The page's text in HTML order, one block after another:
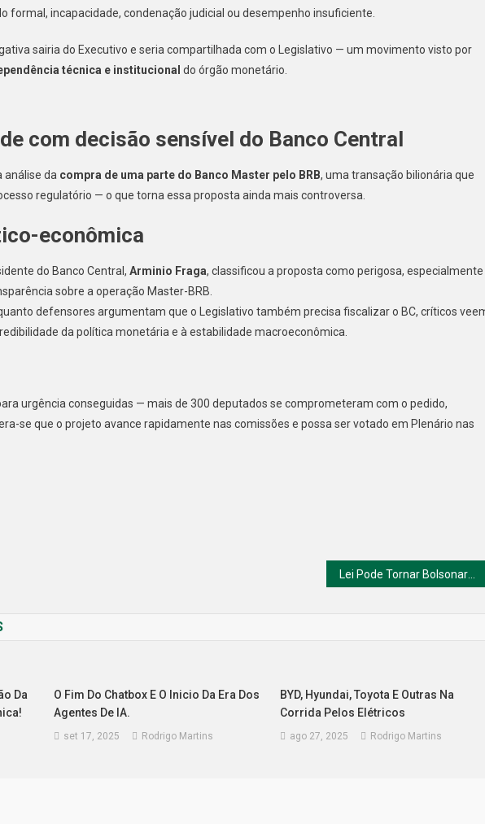
formal, incapacidade, condenação judicial ou desempenho insuficiente.
sairia do Executivo e seria compartilhada com o Legislativo — um movimento visto por
técnica e institucional do órgão monetário.
com decisão sensível do Banco Central
análise da compra de uma parte do Banco Master pelo BRB, uma transação bilionária que
regulatório — o que torna essa proposta ainda mais controversa.
econômica
do Banco Central, Arminio Fraga, classificou a proposta como perigosa, especialmente
sobre a operação Master-BRB.
defensores argumentam que o Legislativo também precisa fiscalizar o BC, críticos
da política monetária e à estabilidade macroeconômica.
urgência conseguidas — mais de 300 deputados se comprometeram com o pedido,
se que o projeto avance rapidamente nas comissões e possa ser votado em Plenário nas
Da
O Fim Do Chatbox E O Inicio Da Era Dos
Agentes De IA.
set 17, 2025 Rodrigo Martins
BYD, Hyundai, Toyota E Outras Na
Corrida Pelos Elétricos
ago 27, 2025 Rodrigo Martins